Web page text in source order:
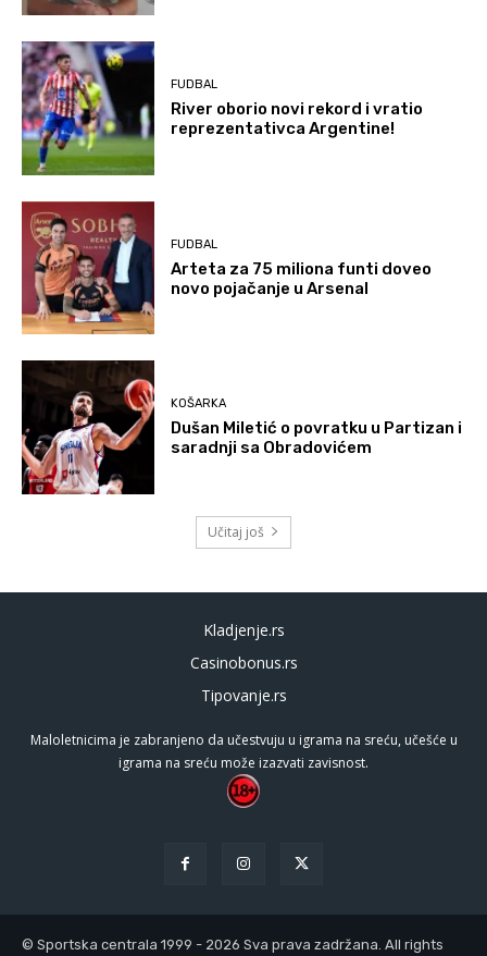
FUDBAL
River oborio novi rekord i vratio
reprezentativca Argentine!
FUDBAL
Arteta za 75 miliona funti doveo
novo pojačanje u Arsenal
KOŠARKA
Dušan Miletić o povratku u Partizan i
saradnji sa Obradovićem
Učitaj još
Kladjenje.rs
Casinobonus.rs
Tipovanje.rs
Maloletnicima je zabranjeno da učestvuju u igrama na sreću, učešće u
igrama na sreću može izazvati zavisnost.
© Sportska centrala 1999 - 2026 Sva prava zadržana. All rights